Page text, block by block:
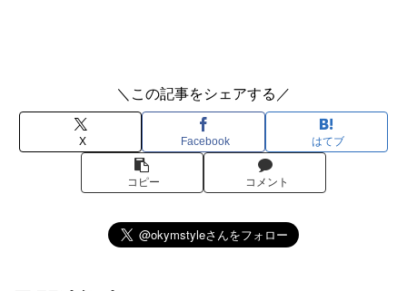
＼この記事をシェアする／
X Facebook はてブ
コピー コメント